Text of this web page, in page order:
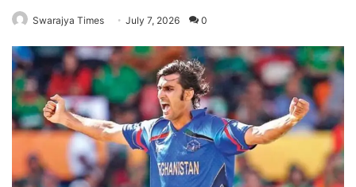
Swarajya Times July 7, 2026 0